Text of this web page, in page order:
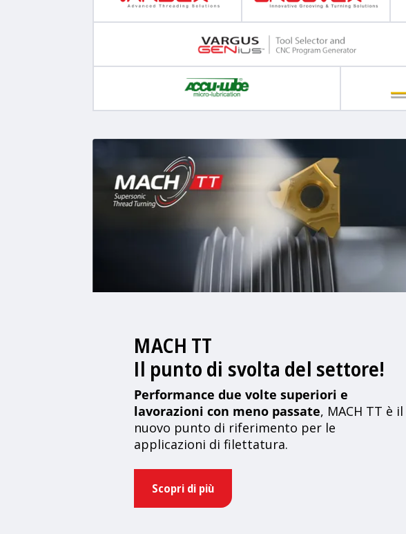
MACH TT
Il punto di svolta del settore!
Performance due volte superiori e
lavorazioni con meno passate, MACH TT è il
nuovo punto di riferimento per le
applicazioni di filettatura.
Scopri di più